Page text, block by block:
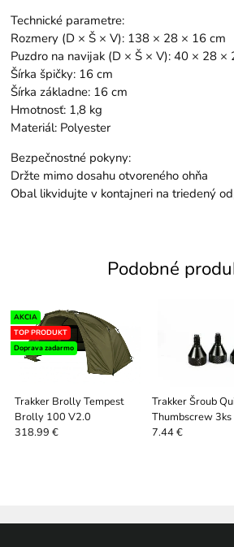
Technické parametre:
Rozmery (D × Š × V): 138 × 28 × 16 cm
Puzdro na navijak (D × Š × V): 40 × 28 ×
Šírka špičky: 16 cm
Šírka základne: 16 cm
Hmotnosť: 1,8 kg
Materiál: Polyester
Bezpečnostné pokyny:
Držte mimo dosahu otvoreného ohňa
Obal likvidujte v kontajneri na triedený
Podobné
Trakker Brolly Tempest
Brolly 100 V2.0
AKCIA
TOP PRODUKT
Doprava zadarmo
318.99 €
Trakker Šroub
Thumbscrew 3ks
7.44 €